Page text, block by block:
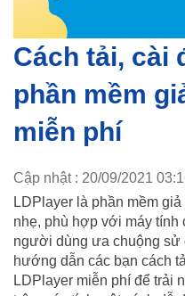
Cách tải, cài
phần mềm
miễn phí
Cập nhật : 20/09/2021
LDPlayer là phần mềm
nhẹ, phù hợp với máy
người dùng ưa chuộng sử
hướng dẫn các bạn cách
LDPlayer miễn phí để trải